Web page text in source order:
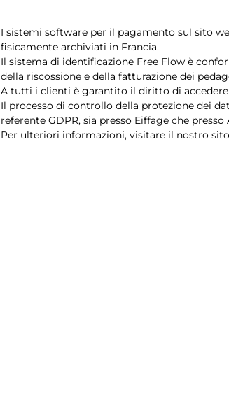
I sistemi software per il pagamento sul sito
fisicamente archiviati in Francia.
Il sistema di identificazione Free Flow è
della riscossione e della fatturazione dei
A tutti i clienti è garantito il diritto di
Il processo di controllo della protezione dei
referente GDPR, sia presso Eiffage che presso
Per ulteriori informazioni, visitare il nostro